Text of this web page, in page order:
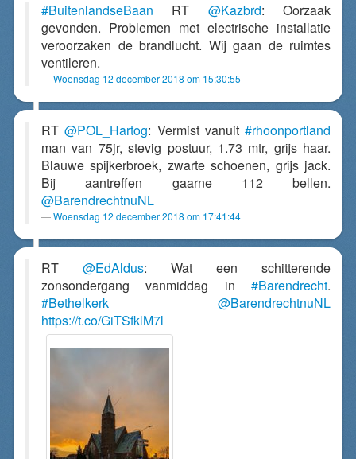
#BuitenlandseBaan RT @Kazbrd: Oorzaak
gevonden. Problemen met electrische installatie
veroorzaken de brandlucht. Wij gaan de ruimtes
ventileren.
Woensdag 12 december 2018 om 15:30:55
RT@POL_Hartog: Vermist vanuit #rhoonportland
man van 75jr, stevig postuur, 1.73 mtr, grijs haar.
Blauwe spijkerbroek, zwarte schoenen, grijs jack.
Bij aantreffen gaarne 112 bellen.
@BarendrechtnuNL
Woensdag 12 december 2018 om 17:41:44
RT @EdAldus: Wat een schitterende
zonsondergang vanmiddag in #Barendrecht.
#Bethelkerk
@BarendrechtnuNL
https://t.co/GiTSfklM7l